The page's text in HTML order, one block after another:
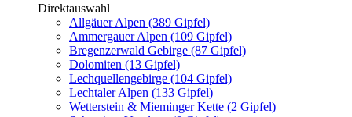
Direktauswahl
Allgäuer Alpen (389 Gipfel)
Ammergauer Alpen (109 Gipfel)
Bregenzerwald Gebirge (87 Gipfel)
Dolomiten (13 Gipfel)
Lechquellengebirge (104 Gipfel)
Lechtaler Alpen (133 Gipfel)
Wetterstein & Mieminger Kette (2 Gipfel)